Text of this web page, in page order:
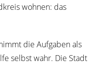
wohnen: das
die Aufgaben als
selbst wahr. Die Stadt